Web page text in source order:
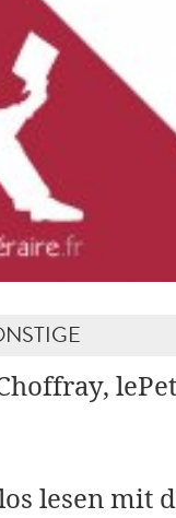
lesen mit